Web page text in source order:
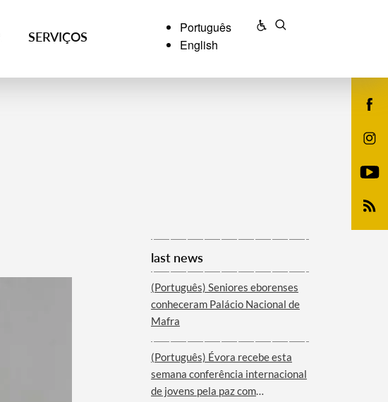
SERVIÇOS
Português
English
last news
(Português) Seniores eborenses
conheceram Palácio Nacional de
Mafra
(Português) Évora recebe esta
semana conferência internacional
de jovens pela paz com